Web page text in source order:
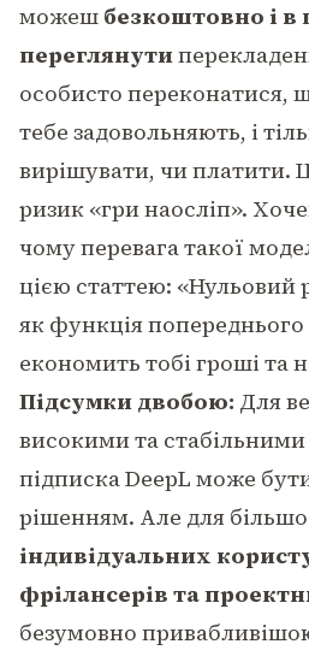
можеш безкоштовно і в
переглянути
особисто переконатися,
тебе задовольняють, і
вирішувати, чи платити.
ризик «гри наосліп».
чому перевага такої
цією статтею: «Нульовий
як функція попереднього
економить тобі гроші та
Підсумки двобою: Для
високими та
підписка DeepL може
рішенням. Але для
індивідуальних
фрілансерів та
безумовно